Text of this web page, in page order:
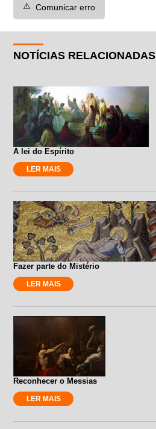
⚠️ Comunicar erro
NOTÍCIAS RELACIONADAS
A lei do Espírito
LER MAIS
Fazer parte do Mistério
LER MAIS
Reconhecer o Messias
LER MAIS